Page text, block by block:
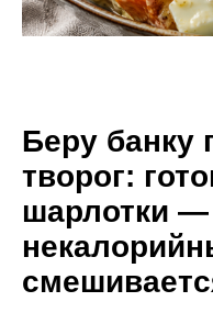
Беру банку
творог:
шарлотки